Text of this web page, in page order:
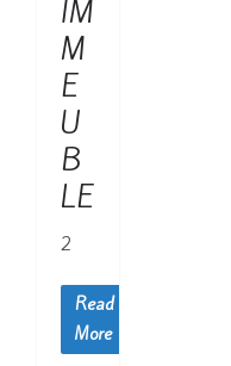
IM
M
E
U
B
LE
2
Read
More